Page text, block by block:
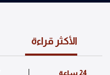
الأكثر قراءة